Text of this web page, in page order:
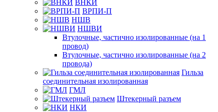
ВНКИ
ВРПИ-П
НШВ
НШВИ
Втулочные, частично изолированные (на 1
провод)
Втулочные, частично изолированные (на 2
провода)
Гильза
соединительная изолированная
ГМЛ
Штекерный разъем
НКИ